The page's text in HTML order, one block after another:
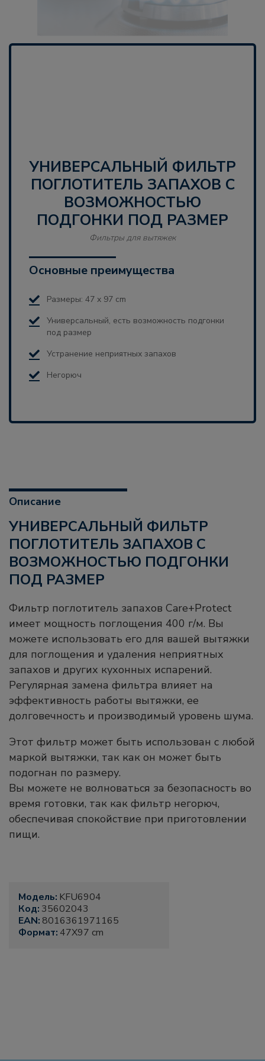
УНИВЕРСАЛЬНЫЙ ФИЛЬТР
ПОГЛОТИТЕЛЬ ЗАПАХОВ С
ВОЗМОЖНОСТЬЮ
ПОДГОНКИ ПОД РАЗМЕР
Фильтры для вытяжек
Основные преимущества
Размеры: 47 x 97 cm
Универсальный, есть возможность подгонки
под размер
Устранение неприятных запахов
Негорюч
Описание
УНИВЕРСАЛЬНЫЙ ФИЛЬТР
ПОГЛОТИТЕЛЬ ЗАПАХОВ С
ВОЗМОЖНОСТЬЮ ПОДГОНКИ
ПОД РАЗМЕР
Фильтр поглотитель запахов Care+Protect
имеет мощность поглощения 400 г/м. Вы
можете использовать его для вашей вытяжки
для поглощения и удаления неприятных
запахов и других кухонных испарений.
Регулярная замена фильтра влияет на
эффективность работы вытяжки, ее
долговечность и производимый уровень шума.
Этот фильтр может быть использован с любой
маркой вытяжки, так как он может быть
подогнан по размеру.
Вы можете не волноваться за безопасность во
время готовки, так как фильтр негорюч,
обеспечивая спокойствие при приготовлении
пищи.
Модель: KFU6904
Код: 35602043
EAN: 8016361971165
Формат: 47X97 cm